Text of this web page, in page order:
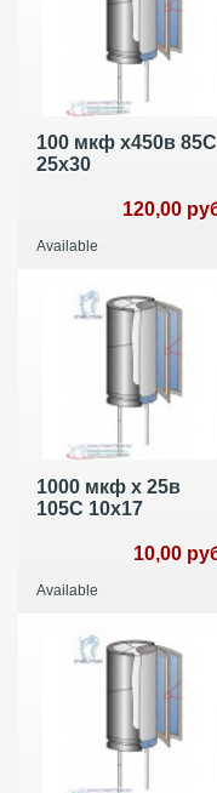
100 мкф х450в 85C
25х30
120,00
Available
1000 мкф х 25в
105С 10х17
10,00
Available